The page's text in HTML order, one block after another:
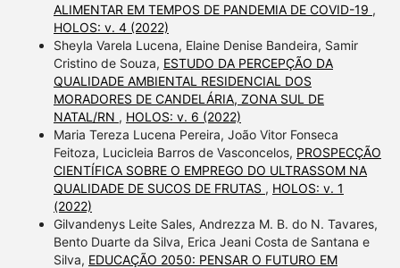
ALIMENTAR EM TEMPOS DE PANDEMIA DE COVID-19 ,
HOLOS: v. 4 (2022)
Sheyla Varela Lucena, Elaine Denise Bandeira, Samir
Cristino de Souza, ESTUDO DA PERCEPÇÃO DA
QUALIDADE AMBIENTAL RESIDENCIAL DOS
MORADORES DE CANDELÁRIA, ZONA SUL DE
NATAL/RN , HOLOS: v. 6 (2022)
Maria Tereza Lucena Pereira, João Vitor Fonseca
Feitoza, Lucicleia Barros de Vasconcelos, PROSPECÇÃO
CIENTÍFICA SOBRE O EMPREGO DO ULTRASSOM NA
QUALIDADE DE SUCOS DE FRUTAS , HOLOS: v. 1
(2022)
Gilvandenys Leite Sales, Andrezza M. B. do N. Tavares,
Bento Duarte da Silva, Erica Jeani Costa de Santana e
Silva, EDUCAÇÃO 2050: PENSAR O FUTURO EM